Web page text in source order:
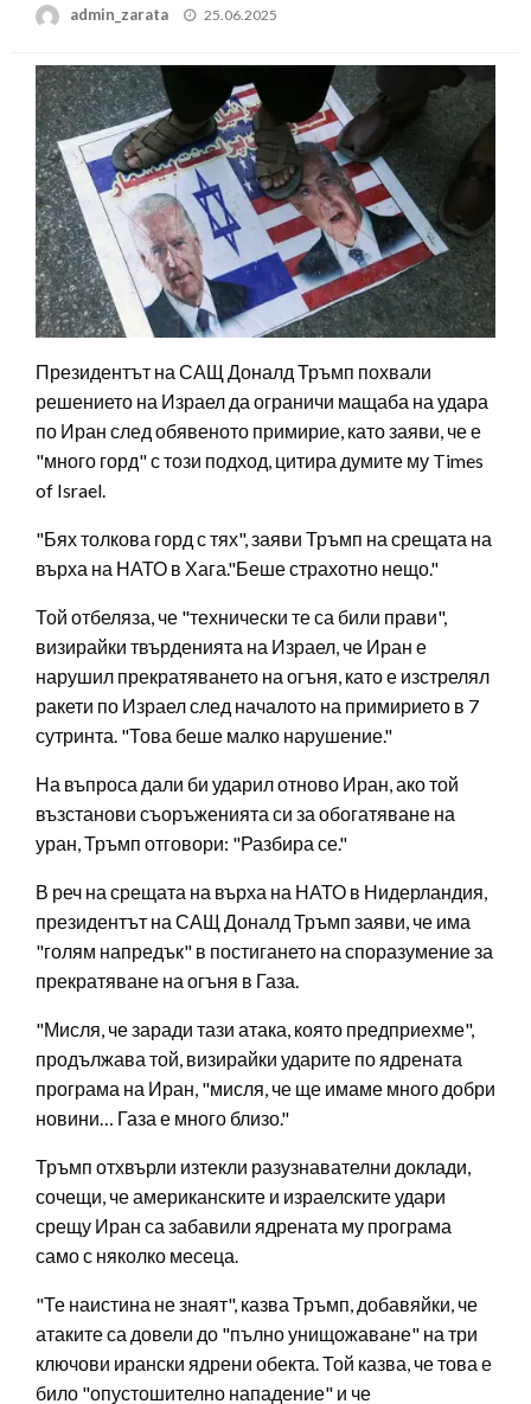
admin_zarata
Posted
25.06.2025
Президентът на САЩ Доналд Тръмп похвали
решението на Израел да ограничи мащаба на удара
по Иран след обявеното примирие, като заяви, че е
"много горд" с този подход, цитира думите му Times
of Israel.
"Бях толкова горд с тях", заяви Тръмп на срещата на
върха на НАТО в Хага."Беше страхотно нещо."
Той отбеляза, че "технически те са били прави",
визирайки твърденията на Израел, че Иран е
нарушил прекратяването на огъня, като е изстрелял
ракети по Израел след началото на примирието в 7
сутринта. "Това беше малко нарушение."
На въпроса дали би ударил отново Иран, ако той
възстанови съоръженията си за обогатяване на
уран, Тръмп отговори: "Разбира се."
В реч на срещата на върха на НАТО в Нидерландия,
президентът на САЩ Доналд Тръмп заяви, че има
"голям напредък" в постигането на споразумение за
прекратяване на огъня в Газа.
"Мисля, че заради тази атака, която предприехме",
продължава той, визирайки ударите по ядрената
програма на Иран, "мисля, че ще имаме много добри
новини… Газа е много близо."
Тръмп отхвърли изтекли разузнавателни доклади,
сочещи, че американските и израелските удари
срещу Иран са забавили ядрената му програма
само с няколко месеца.
"Те наистина не знаят", казва Тръмп, добавяйки, че
атаките са довели до "пълно унищожаване" на три
ключови ирански ядрени обекта. Той казва, че това е
било "опустошително нападение" и че